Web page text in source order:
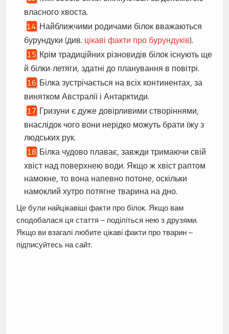
власного хвоста.
Найближчими родичами білок вважаються
бурундуки (див. цікаві факти про бурундуків).
Крім традиційних різновидів білок існують ще
й білки-летяги, здатні до планування в повітрі.
Білка зустрічається на всіх континентах, за
винятком Австралії і Антарктиди.
Гризуни є дуже довірливими створіннями,
внаслідок чого вони нерідко можуть брати їжу з
людських рук.
Білка чудово плаває, завжди тримаючи свій
хвіст над поверхнею води. Якщо ж хвіст раптом
намокне, то вона напевно потоне, оскільки
намоклий хутро потягне тварина на дно.
Це були найцікавіші факти про білок. Якщо вам
сподобалася ця стаття – поділіться нею з друзями.
Якщо ви взагалі любите цікаві факти про тварин –
підписуйтесь на сайт.